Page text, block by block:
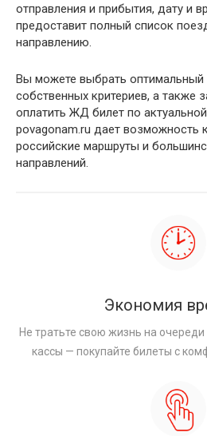
отправления и прибытия, дату и
предоставит полный список
направлению.
Вы можете выбрать оптимальный
собственных критериев, а также
оплатить ЖД билет по
povagonam.ru дает возможность
российские маршруты и
направлений.
Экономия
Не тратьте свою жизнь на
кассы — покупайте билеты с